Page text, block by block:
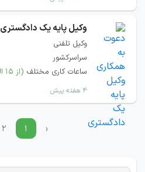
وکیل پایه یک دادگستری
وکیل تلفنی
سراسرکشور
ساعات کاری مختلف (از ۱۵ الی ۲۰ میلیون)
۴ هفته پیش
‹ ۱ ۲